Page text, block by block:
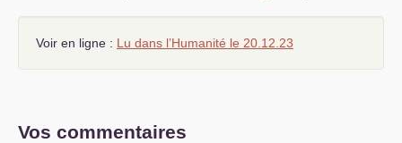
Voir en ligne : Lu dans l’Humanité le 20.12.23
Vos commentaires